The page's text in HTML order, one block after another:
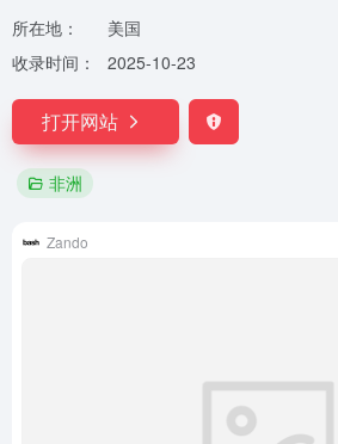
所在地：
美国
收录时间：
2025-10-23
打开网站
非洲
Zando